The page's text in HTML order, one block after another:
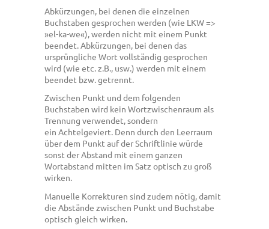
Abkürzungen, bei denen die einzelnen
Buchstaben gesprochen werden (wie LKW =>
»el-ka-we«), werden nicht mit einem Punkt
beendet. Abkürzungen, bei denen das
ursprüngliche Wort vollständig gesprochen
wird (wie etc. z.B., usw.) werden mit einem
beendet bzw. getrennt.
Zwischen Punkt und dem folgenden
Buchstaben wird kein Wortzwischenraum als
Trennung verwendet, sondern
ein Achtelgeviert. Denn durch den Leerraum
über dem Punkt auf der Schriftlinie würde
sonst der Abstand mit einem ganzen
Wortabstand mitten im Satz optisch zu groß
wirken.
Manuelle Korrekturen sind zudem nötig, damit
die Abstände zwischen Punkt und Buchstabe
optisch gleich wirken.